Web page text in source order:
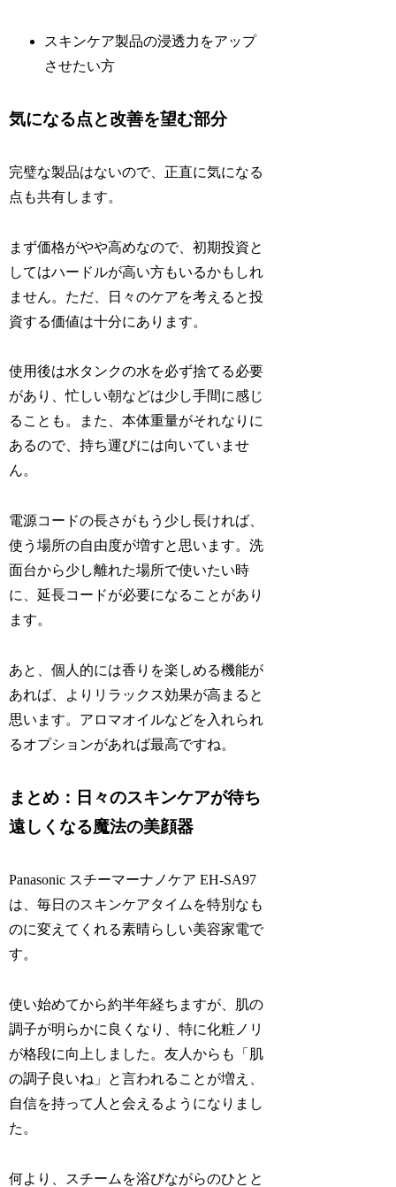
スキンケア製品の浸透力をアップ
させたい方
気になる点と改善を望む部分
完璧な製品はないので、正直に気になる
点も共有します。
まず価格がやや高めなので、初期投資と
してはハードルが高い方もいるかもしれ
ません。ただ、日々のケアを考えると投
資する価値は十分にあります。
使用後は水タンクの水を必ず捨てる必要
があり、忙しい朝などは少し手間に感じ
ることも。また、本体重量がそれなりに
あるので、持ち運びには向いていませ
ん。
電源コードの長さがもう少し長ければ、
使う場所の自由度が増すと思います。洗
面台から少し離れた場所で使いたい時
に、延長コードが必要になることがあり
ます。
あと、個人的には香りを楽しめる機能が
あれば、よりリラックス効果が高まると
思います。アロマオイルなどを入れられ
るオプションがあれば最高ですね。
まとめ：日々のスキンケアが待ち
遠しくなる魔法の美顔器
Panasonic スチーマーナノケア EH-SA97
は、毎日のスキンケアタイムを特別なも
のに変えてくれる素晴らしい美容家電で
す。
使い始めてから約半年経ちますが、肌の
調子が明らかに良くなり、特に化粧ノリ
が格段に向上しました。友人からも「肌
の調子良いね」と言われることが増え、
自信を持って人と会えるようになりまし
た。
何より、スチームを浴びながらのひとと